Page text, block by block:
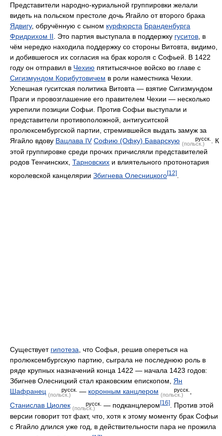
Представители народно-куриальной группировки желали
видеть на польском престоле дочь Ягайло от второго брака
Ядвигу, обручённую с сыном курфюрста Бранденбурга
Фридрихом II . Это партия выступала в поддержку гуситов , в
чём нередко находила поддержку со стороны Витовта, видимо,
и добившегося их согласия на брак короля с Софьей. В 1422
году он отправил в Чехию пятитысячное войско во главе с
Сигизмундом Корибутовичем в роли наместника Чехии.
Успешная гуситская политика Витовта — взятие Сигизмундом
Праги и провозглашение его правителем Чехии — несколько
укрепили позиции Софьи. Против Софьи выступали и
представители противоположной, антигуситской
пролюксембургской партии, стремившейся выдать замуж за
Ягайло вдову Вацлава IV Софию (Офку) Баварскую (польск.)
русск.
. К
этой группировке среди прочих причисляли представителей
родов Тенчинских, Тарновских и влиятельного протонотария
королевской канцелярии Збигнева Олесницкого[12]
Существует гипотеза, что Софья, решив опереться на
пролюксембургскую партию, сыграла не последнюю роль в
ряде крупных назначений конца 1422 — начала 1423 годов:
Збигнев Олесницкий стал краковским епископом, Ян
Шафранец (польск.)
русск. — коронным канцлером (польск.)
русск. ,
Станислав Циолек (польск.)
русск. — подканцлером [16]. Против этой
версии говорит тот факт, что, хотя к этому моменту брак Софьи
с Ягайло длился уже год, в действительности пара не прожила